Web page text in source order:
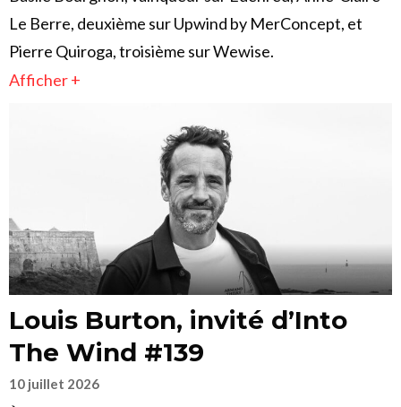
Le Berre, deuxième sur Upwind by MerConcept, et
Pierre Quiroga, troisième sur Wewise.
Afficher +
Louis Burton, invité d’Into
The Wind #139
10 juillet 2026